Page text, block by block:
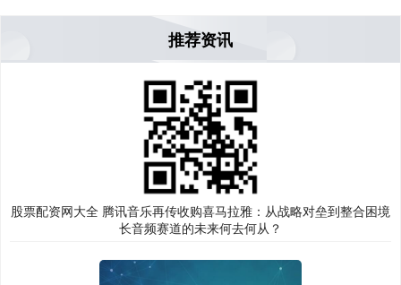
推荐资讯
股票配资网大全 腾讯音乐再传收购喜马拉雅：从战略对垒到整合困境
长音频赛道的未来何去何从？